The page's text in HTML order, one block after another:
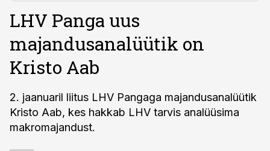
LHV Panga uus
majandusanalüütik on
Kristo Aab
2. jaanuaril liitus LHV Pangaga majandusanalüütik
Kristo Aab, kes hakkab LHV tarvis analüüsima
makromajandust.